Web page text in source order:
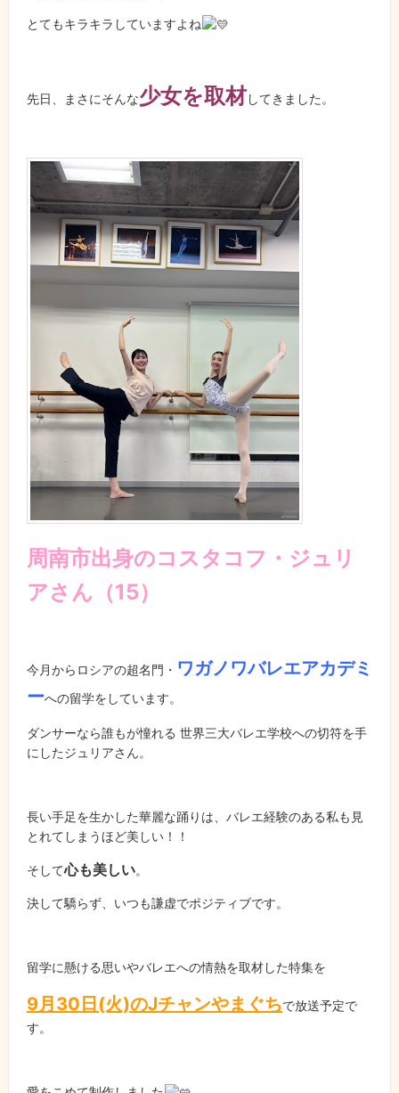
とてもキラキラしていますよね
先日、まさにそんな少女を取材してきました。
周南市出身のコスタコフ・ジュリ
アさん（15）
今月からロシアの超名門・ ワガノワバレエアカデミ
ーへの留学をしています。
ダンサーなら誰もが憧れる 世界三大バレエ学校への切符を手
にしたジュリアさん。
長い手足を生かした華麗な踊りは、バレエ経験のある私も見
とれてしまうほど美しい！！
そして心も美しい。
決して驕らず、いつも謙虚でポジティブです。
留学に懸ける思いやバレエへの情熱を取材した特集を
9月30日(火)のJチャンやまぐちで放送予定で
す。